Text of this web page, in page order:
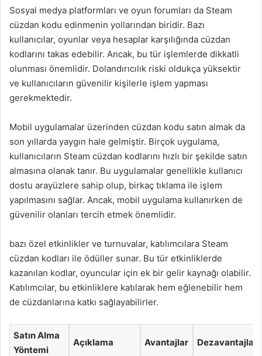
Sosyal medya platformları ve oyun forumları da Steam
cüzdan kodu edinmenin yollarından biridir. Bazı
kullanıcılar, oyunlar veya hesaplar karşılığında cüzdan
kodlarını takas edebilir. Ancak, bu tür işlemlerde dikkatli
olunması önemlidir. Dolandırıcılık riski oldukça yüksektir
ve kullanıcıların güvenilir kişilerle işlem yapması
gerekmektedir.
Mobil uygulamalar üzerinden cüzdan kodu satın almak da
son yıllarda yaygın hale gelmiştir. Birçok uygulama,
kullanıcıların Steam cüzdan kodlarını hızlı bir şekilde satın
almasına olanak tanır. Bu uygulamalar genellikle kullanıcı
dostu arayüzlere sahip olup, birkaç tıklama ile işlem
yapılmasını sağlar. Ancak, mobil uygulama kullanırken de
güvenilir olanları tercih etmek önemlidir.
bazı özel etkinlikler ve turnuvalar, katılımcılara Steam
cüzdan kodları ile ödüller sunar. Bu tür etkinliklerde
kazanılan kodlar, oyuncular için ek bir gelir kaynağı olabilir.
Katılımcılar, bu etkinliklere katılarak hem eğlenebilir hem
de cüzdanlarına katkı sağlayabilirler.
Satın Alma
Yöntemi
Açıklama Avantajlar Dezavantajlar